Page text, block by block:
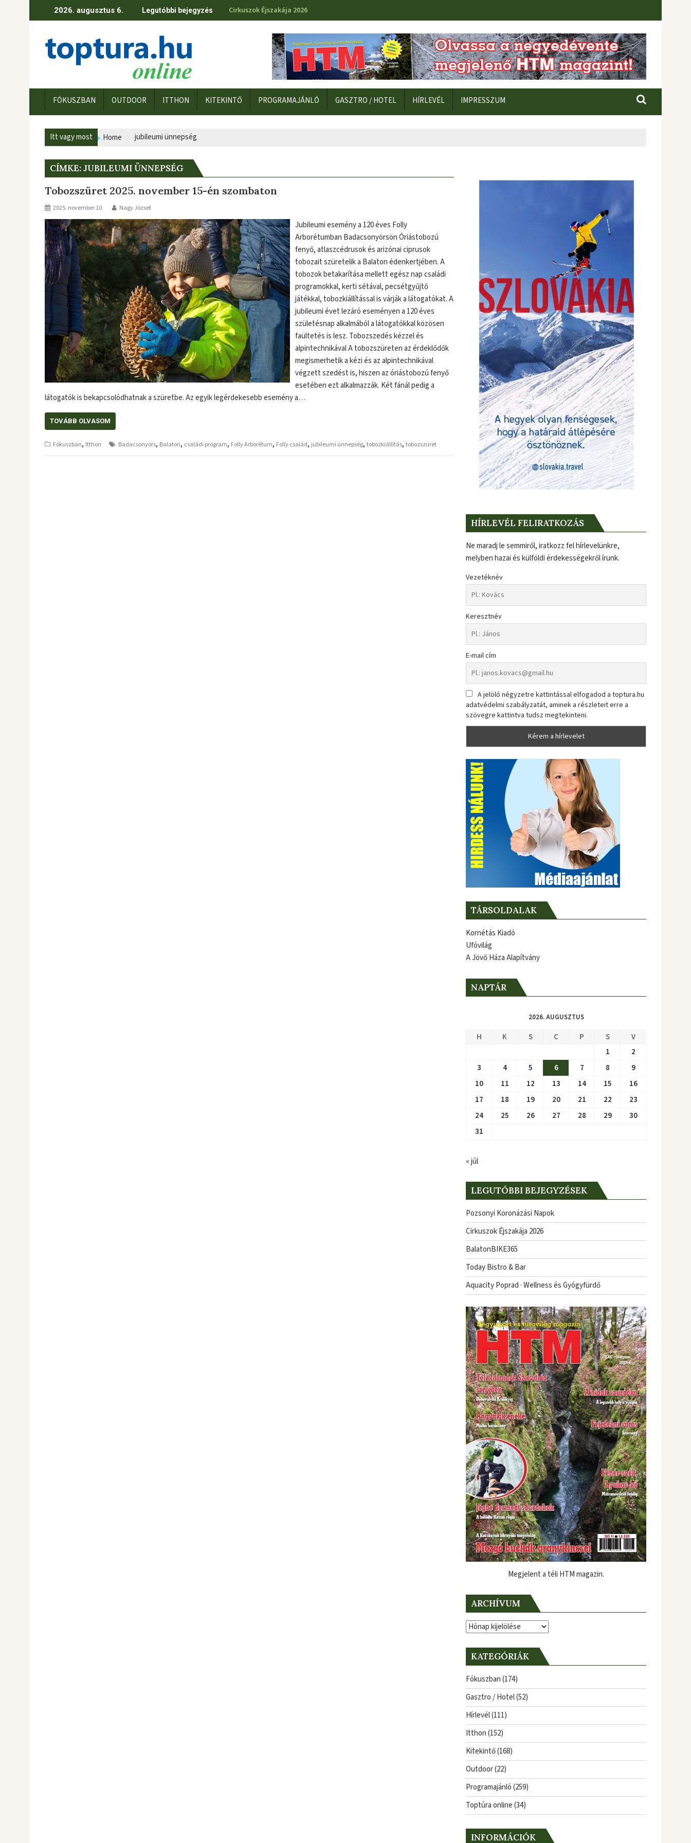
2026. augusztus 6. Legutóbbi bejegyzés Cirkuszok Éjszakája 2026
FÓKUSZBAN OUTDOOR ITTHON KITEKINTŐ PROGRAMAJÁNLÓ GASZTRO / HOTEL HÍRLEVÉL IMPRESSZUM
Itt vagy most Home jubileumi ünnepség
CÍMKE:JUBILEUMI ÜNNEPSÉG
Tobozszüret 2025. november 15-én szombaton
2025. november 10. Nagy József
Jubileumi esemény a 120 éves Folly
Arborétumban Badacsonyörsön Óriástobozú
fenyő, atlaszcédrusok és arizónai ciprusok
tobozait szüretelik a Balaton édenkertjében. A
tobozok betakarítása mellett egész nap családi
programokkal, kerti sétával, pecsétgyűjtő
játékkal, tobozkiállítással is várják a látogatókat. A
jubileumi évet lezáró eseményen a 120 éves
születésnap alkalmából a látogatókkal közösen
faültetés is lesz. Tobozszedés kézzel és
alpintechnikával A tobozszüreten az érdeklődők
megismerhetik a kézi és az alpintechnikával
végzett szedést is, hiszen az óriástobozú fenyő
esetében ezt alkalmazzák. Két fánál pedig a
látogatók is bekapcsolódhatnak a szüretbe. Az egyik legérdekesebb esemény a…
TOVÁBB OLVASOM
Fókuszban, Itthon Badacsonyörs, Balaton, családi program, Folly Arborétum, Folly család, jubileumi ünnepség, tobozkiállítás, tobozszüret
HÍRLEVÉL FELIRATKOZÁS
Ne maradj le semmiről, iratkozz fel hírlevelünkre,
melyben hazai és külföldi érdekességekről írunk.
Vezetéknév
Keresztnév
E-mail cím
A jelölő négyzetre kattintással elfogadod a toptura.hu
adatvédelmi szabályzatát, aminek a részleteit erre a
szövegre kattintva tudsz megtekinteni.
TÁRSOLDALAK
Kornétás Kiadó
Ufóvilág
A Jövő Háza Alapítvány
NAPTÁR
2026. AUGUSZTUS
H K S C P S
V
1
2
3
4 5 6 7 8
9
10
11 12 13 14 15
16
17
18 19 20 21 22
23
24
25 26 27 28 29
30
31
« júl
LEGUTÓBBI BEJEGYZÉSEK
Pozsonyi Koronázási Napok
Cirkuszok Éjszakája 2026
BalatonBIKE365
Today Bistro & Bar
Aquacity Poprad · Wellness és Gyógyfürdő
Megjelent a téli HTM magazin.
ARCHÍVUM
Archívum
KATEGÓRIÁK
Fókuszban(174)
Gasztro / Hotel(52)
Hírlevél(111)
Itthon(152)
Kitekintő(168)
Outdoor(22)
Programajánló(259)
Toptúra online(34)
INFORMÁCIÓK